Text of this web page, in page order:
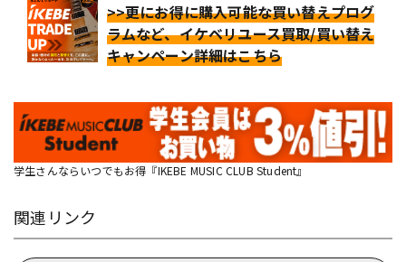
>>更にお得に購入可能な買い替えプログ
ラムなど、イケベリユース買取/買い替え
キャンペーン詳細はこちら
学生さんならいつでもお得『IKEBE MUSIC CLUB Student』
関連リンク